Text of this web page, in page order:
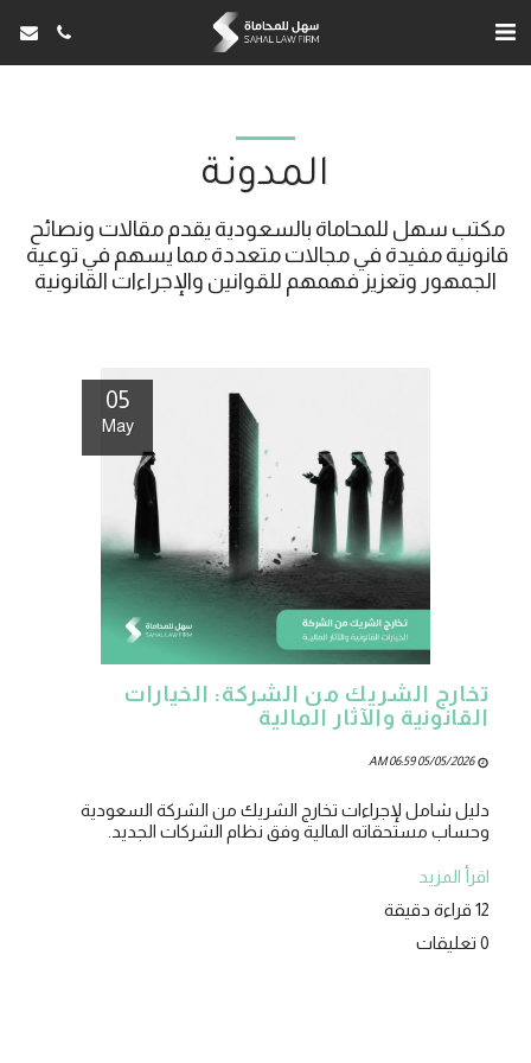
المدونة
الجمهور وتعزيز فهمهم للقوانين والإجراءات القانونية
05
May
تخارج الشريك من الشركة: الخيارات
القانونية والآثار المالية
05/05/2026 06:59 AM
دليل شامل لإجراءات تخارج الشريك من الشركة السعودية
وحساب مستحقاته المالية وفق نظام الشركات الجديد.
اقرأ المزيد
12 قراءة دقيقة
0 تعليقات